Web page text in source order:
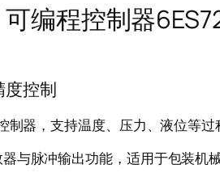
程控制器
度控制
制器，支持温度、压力、液位等过
与脉冲输出功能，适用于包装机